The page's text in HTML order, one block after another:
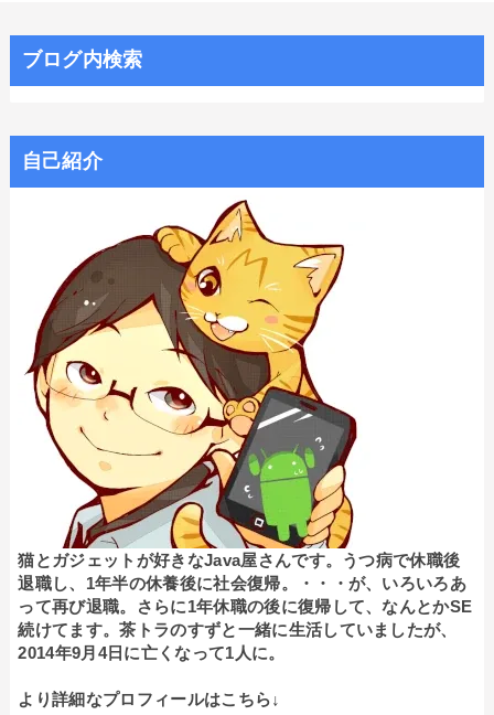
ブログ内検索
自己紹介
猫とガジェットが好きなJava屋さんです。うつ病で休職後
退職し、1年半の休養後に社会復帰。・・・が、いろいろあ
って再び退職。さらに1年休職の後に復帰して、なんとかSE
続けてます。茶トラのすずと一緒に生活していましたが、
2014年9月4日に亡くなって1人に。
より詳細なプロフィールはこちら↓